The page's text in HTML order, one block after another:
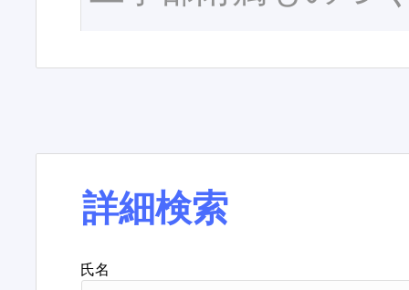
詳細検索
氏名